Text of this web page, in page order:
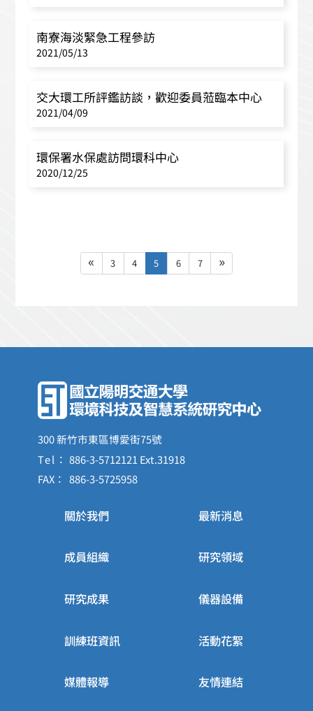
南寮海淡緊急工程參訪
2021/05/13
交大環工所評鑑訪談，歡迎委員蒞臨本中心
2021/04/09
環保署水保處訪問環科中心
2020/12/25
« 3 4 5 6 7 »
300 新竹市東區博愛街75號
Tel： 886-3-5712121 Ext.31918
FAX： 886-3-5725958
關於我們 最新消息
成員組織 研究領域
研究成果 儀器設備
訓練班資訊 活動花絮
媒體報導 友情連結